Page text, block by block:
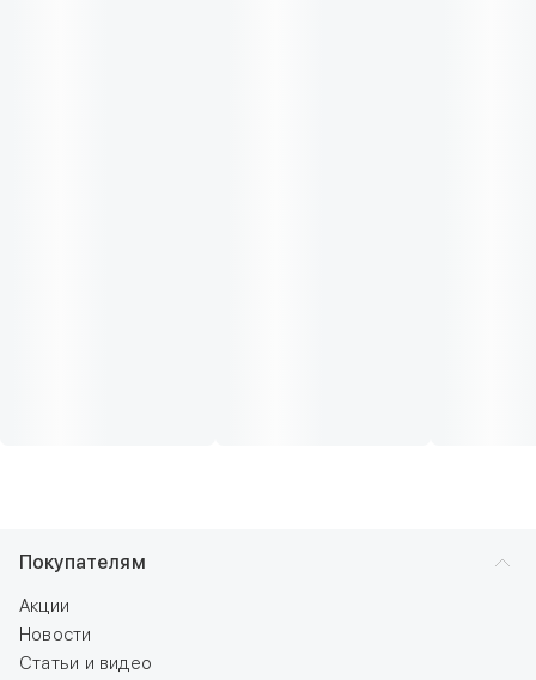
Покупателям
Акции
Новости
Статьи и видео